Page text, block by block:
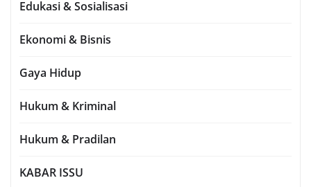
Edukasi & Sosialisasi
Ekonomi & Bisnis
Gaya Hidup
Hukum & Kriminal
Hukum & Pradilan
KABAR ISSU